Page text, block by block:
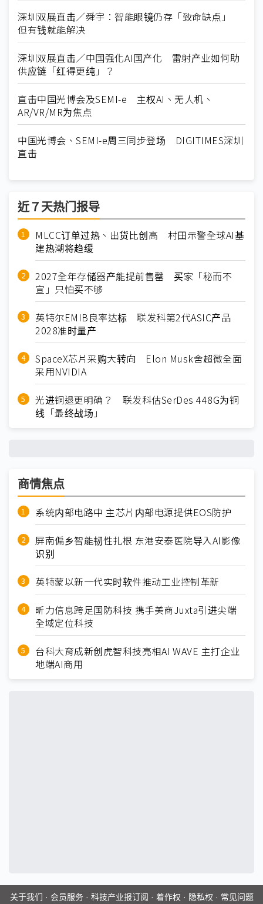
深圳双展直击／舜宇：智能眼镜仍存「致命缺点」
但有钱就能解决
深圳双展直击／中国强化AI国产化 雷射产业如何助
供应链「红得更纯」？
直击中国光博会及SEMI-e 主权AI、无人机、
AR/VR/MR为焦点
中国光博会、SEMI-e周三同步登场 DIGITIMES深圳
直击
近７天热门报导
MLCC订单过热、出货比创高 村田示警全球AI基
建热潮将趋缓
2027全年存储器产能提前售罄 买家「秘而不
宣」只怕买不够
英特尔EMIB良率达标 联发科第2代ASIC产品
2028准时量产
SpaceX芯片采购大转向 Elon Musk舍超微全面
采用NVIDIA
光进铜退更明确？ 联发科估SerDes 448G为铜
线「最终战场」
商情焦点
系统内部电路中 主芯片内部电源提供EOS防护
屏南偏乡智能韧性扎根 东港安泰医院导入AI影像
识别
英特蒙以新一代实时软件推动工业控制革新
昕力信息跨足国防科技 携手美商Juxta引进尖端
全域定位科技
台科大育成新创虎智科技亮相AI WAVE 主打企业
地端AI商用
关于我们 · 会员服务· 科技产业报订阅 · 着作权 · 隐私权 · 常见问题